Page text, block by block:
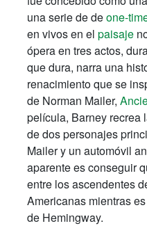
una serie de deone-
en vivos en el paisaje
ópera en tres actos,
que dura, narra una
renacimiento que se
de Norman Mailer,
película, Barney recrea
de dos personajes
Mailer y un automóvil
aparente es conseguir
entre los ascendentes
Americanas mientras
de Hemingway.